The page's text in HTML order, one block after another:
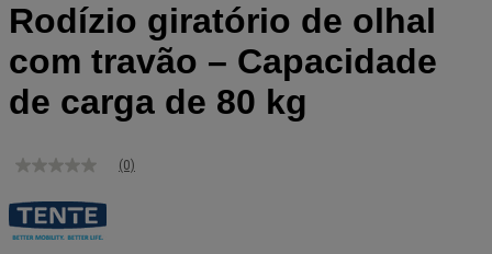
Rodízio giratório de olhal
com travão – Capacidade
de carga de 80 kg
Sem
de
classificação
Link
(0)